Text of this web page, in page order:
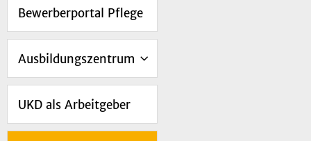
Bewerberportal Pflege
Ausbildungszentrum
UKD als Arbeitgeber